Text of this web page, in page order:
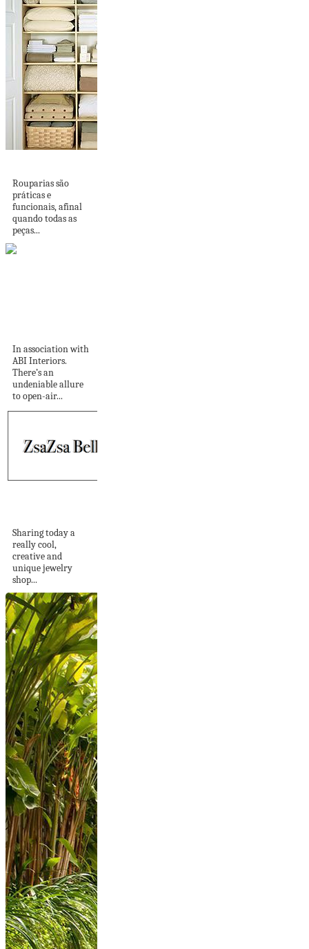
Rouparias são
práticas e
funcionais, afinal
quando todas as
peças...
In association with
ABI Interiors.
There’s an
undeniable allure
to open-air...
Sharing today a
really cool,
creative and
unique jewelry
shop...